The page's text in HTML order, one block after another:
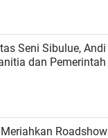
Seni Sibulue, Andi
dan Pemerintah
Roadshow